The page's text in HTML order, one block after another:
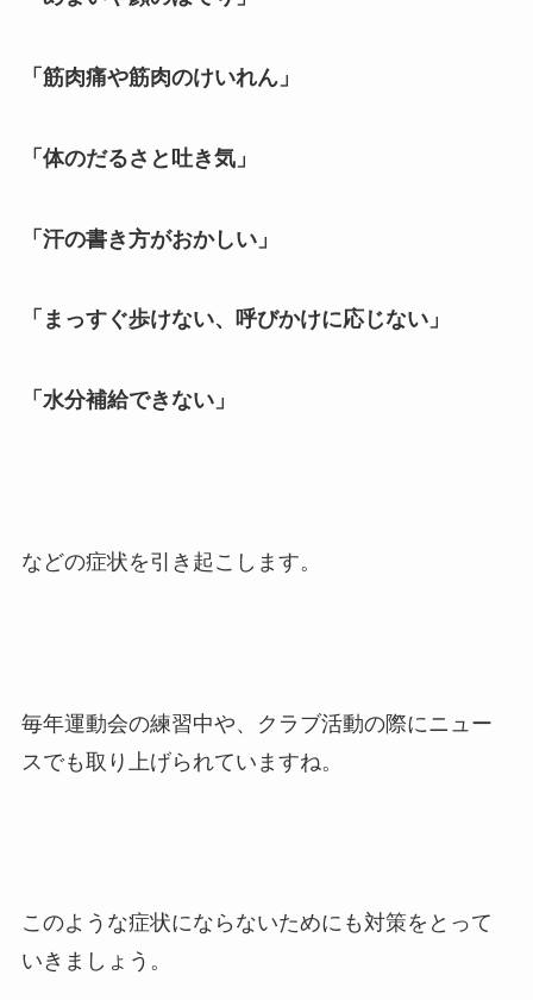
「筋肉痛や筋肉のけいれん」
「体のだるさと吐き気」
「汗の書き方がおかしい」
「まっすぐ歩けない、呼びかけに応じない」
「水分補給できない」
などの症状を引き起こします。
毎年運動会の練習中や、クラブ活動の際にニュー
スでも取り上げられていますね。
このような症状にならないためにも対策をとって
いきましょう。